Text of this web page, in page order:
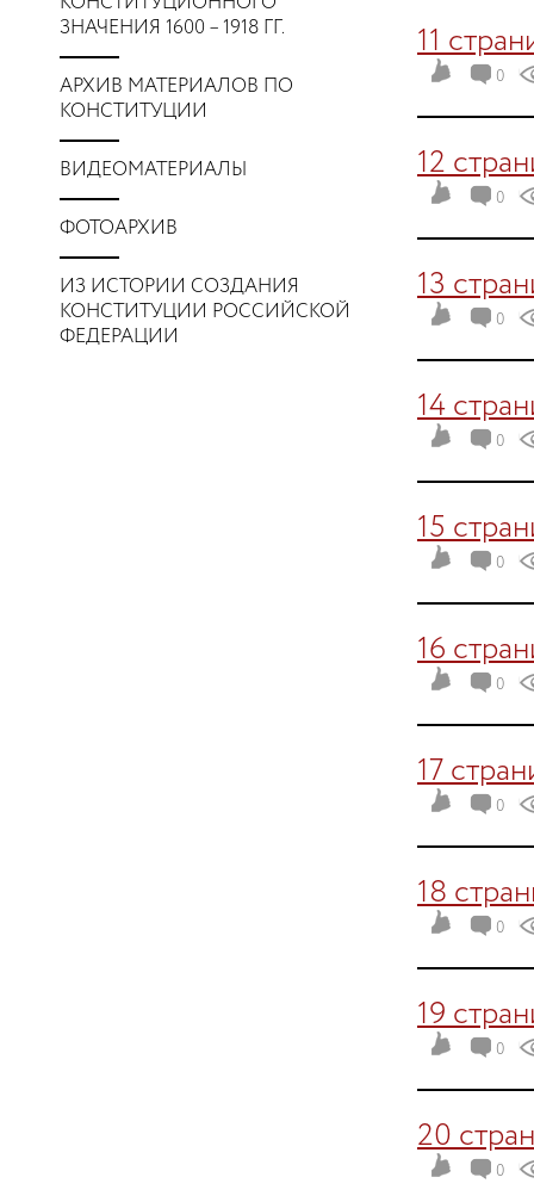
ЗНАЧЕНИЯ 1600 – 1918 ГГ.
АРХИВ МАТЕРИАЛОВ ПО
КОНСТИТУЦИИ
ВИДЕОМАТЕРИАЛЫ
ФОТОАРХИВ
ИЗ ИСТОРИИ СОЗДАНИЯ
КОНСТИТУЦИИ РОССИЙСКОЙ
ФЕДЕРАЦИИ
11
0
12
0
13
0
14
0
15
0
16
0
17
0
18
0
19
0
20
0